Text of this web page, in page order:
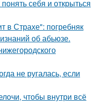
себя и открыться
в Страхе": погребняк
об абьюзе.
не ругалась, если
чтобы внутри всё